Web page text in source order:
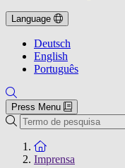
Language
Deutsch
English
Português
Press Menu
Pesquisar
To the homepage
Imprensa